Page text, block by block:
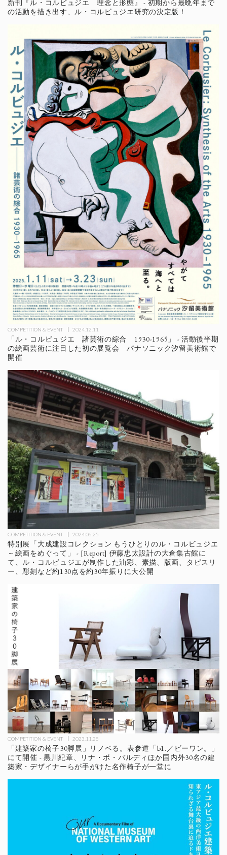
新刊『ル・コルビュジエ 理念と形態』 - 初期から最晩年まで
の活動を描き出す、ル・コルビュジエ研究の決定版！
COMPETITION & EVENT 2024.12.11
「ル・コルビュジエ 諸芸術の綜合 1930-1965」 - 活動後半期
の絵画芸術に注目した初の展覧会 パナソニック汐留美術館で
開催
COMPETITION & EVENT 2024.06.25
特別展「大成建設コレクション もうひとりのル・コルビュジエ
～絵画をめぐって」 - [Report] 伊藤忠太設計の大倉集古館に
て、ル・コルビュジエが制作した油彩、素描、版画、タピスリ
ー、彫刻など約130点を約30年振りに大公開
COMPETITION & EVENT 2023.11.28
「建築家の椅子30脚展」リノベる。表参道「b1.／ビーワン。」
にて開催 - 黒川紀章、リナ・ボ・バルディほか国内外30名の建
築家・デザイナーらが手がけた名作椅子が一堂に